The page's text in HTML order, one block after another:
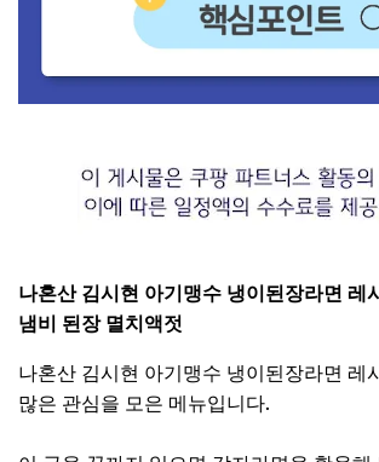
나혼산 김시현 아기맹수 냉이된장라면 레
냄비 된장 멸치액젓
나혼산 김시현 아기맹수 냉이된장라면 레
많은 관심을 모은 메뉴입니다.